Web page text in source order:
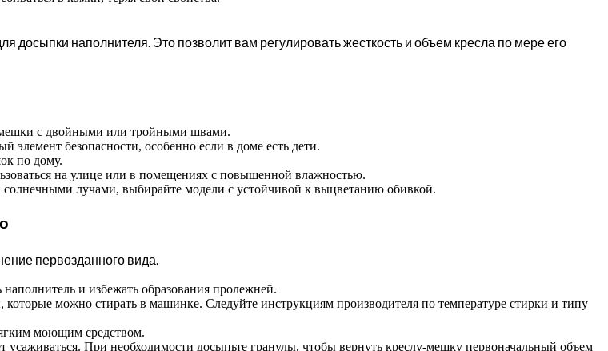
наполнителя. Это позволит вам регулировать жесткость и объем кресла по мере его
мешки с двойными или тройными швами.
безопасности, особенно если в доме есть дети.
по дому.
на улице или в помещениях с повышенной влажностью.
лучами, выбирайте модели с устойчивой к выцветанию обивкой.
первозданного вида.
и избежать образования пролежней.
можно стирать в машинке. Следуйте инструкциям производителя по температуре стирки и типу
моющим средством.
При необходимости досыпьте гранулы, чтобы вернуть креслу-мешку первоначальный объем